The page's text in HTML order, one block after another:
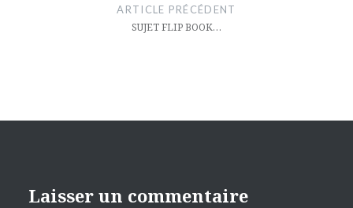
ARTICLE PRÉCÉDENT
SUJET FLIP BOOK…
Laisser un commentaire